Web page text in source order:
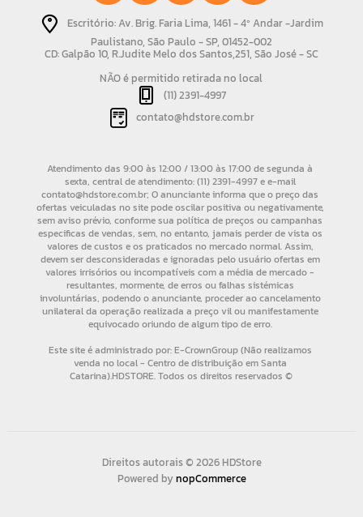
Escritório: Av. Brig. Faria Lima, 1461 - 4º Andar -Jardim
Paulistano, São Paulo - SP, 01452-002
CD: Galpão 10, R.Judite Melo dos Santos,251, São José - SC
NÃO é permitido retirada no local
(11) 2391-4997
contato@hdstore.com.br
Direitos autorais © 2026 HDStore
Powered bynopCommerce